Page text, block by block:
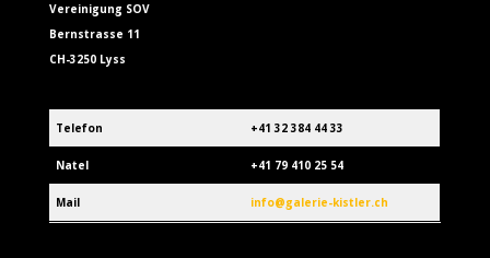
Vereinigung SOV
Bernstrasse 11
CH-3250 Lyss
Telefon +41 32 384 44 33
Natel +41 79 410 25 54
Mail info@galerie-kistler.ch